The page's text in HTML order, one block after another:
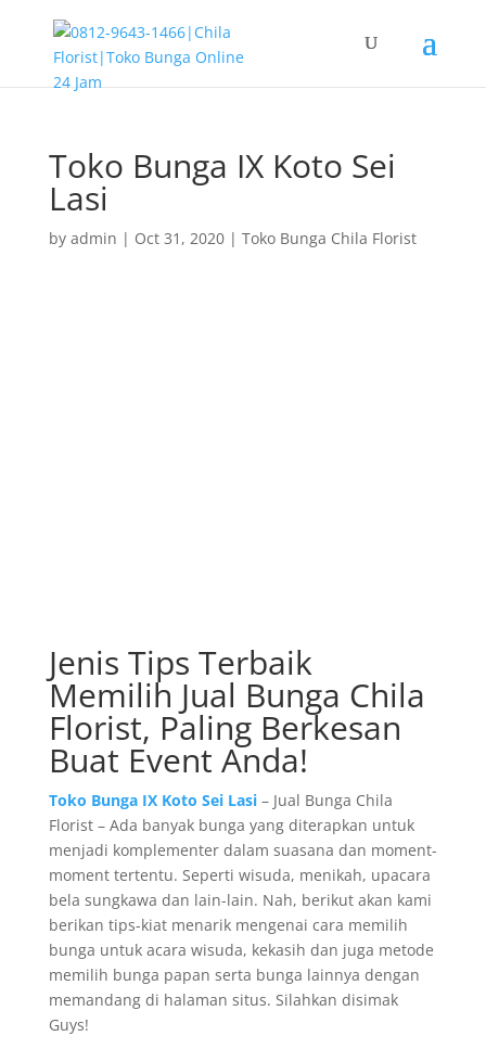
Toko Bunga IX Koto Sei
Lasi
by admin | Oct 31, 2020| Toko Bunga Chila Florist
Jenis Tips Terbaik
Memilih Jual Bunga Chila
Florist, Paling Berkesan
Buat Event Anda!
Toko Bunga IX Koto Sei Lasi– Jual Bunga Chila
Florist – Ada banyak bunga yang diterapkan untuk
menjadi komplementer dalam suasana dan moment-
moment tertentu. Seperti wisuda, menikah, upacara
bela sungkawa dan lain-lain. Nah, berikut akan kami
berikan tips-kiat menarik mengenai cara memilih
bunga untuk acara wisuda, kekasih dan juga metode
memilih bunga papan serta bunga lainnya dengan
memandang di halaman situs. Silahkan disimak
Guys!